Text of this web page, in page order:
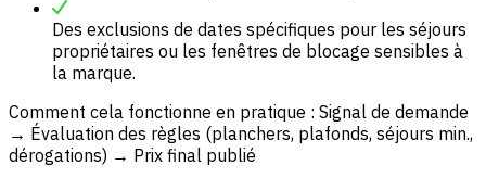
Des exclusions de dates spécifiques pour les séjours
propriétaires ou les fenêtres de blocage sensibles à
la marque.
Comment cela fonctionne en pratique : Signal de demande
→ Évaluation des règles (planchers, plafonds, séjours min.,
dérogations) → Prix final publié